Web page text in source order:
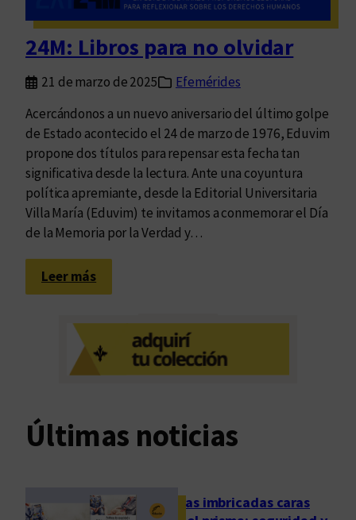
24M: Libros para no olvidar
21 de marzo de 2025
Efemérides
Acercándonos a un nuevo aniversario del último golpe
de Estado acontecido el 24 de marzo de 1976, Eduvim
propone dos títulos para repensar esta fecha tan
significativa desde la lectura. Ante una coyuntura
política apremiante, desde la Editorial Universitaria
Villa María (Eduvim) te invitamos a conmemorar el Día
de la Memoria por la Verdad y…
Leer más:
2
:
L
r
p
a
Últimas noticias
Las imbricadas caras